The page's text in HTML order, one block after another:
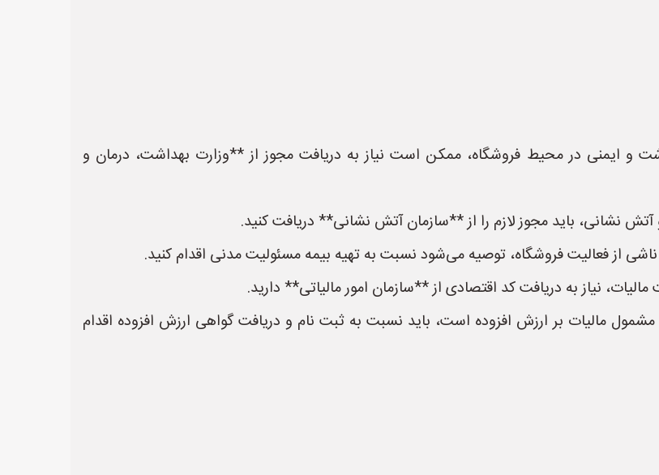
و ایمنی در محیط فروشگاه، ممکن است نیاز به دریافت مجوز از **وزارت بهداشت، درمان و
نشانی، باید مجوز لازم را از **سازمان آتش نشانی** دریافت کنید.
از فعالیت فروشگاه، توصیه می‌شود نسبت به تهیه بیمه مسئولیت مدنی اقدام کنید.
نیاز به دریافت کد اقتصادی از **سازمان امور مالیاتی** دارید.
مالیات بر ارزش افزوده است، باید نسبت به ثبت نام و دریافت گواهی ارزش افزوده اقدام